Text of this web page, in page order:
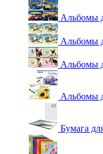
Альбомы
Альбомы
Альбомы
Альбомы
Бумага